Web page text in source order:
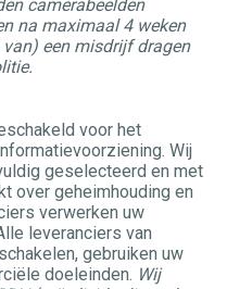
camerabeelden
na maximaal 4 weken
van) een misdrijf dragen
voor het
Wij
geselecteerd en met
over geheimhouding en
verwerken uw
leveranciers van
gebruiken uw
doeleinden. Wij